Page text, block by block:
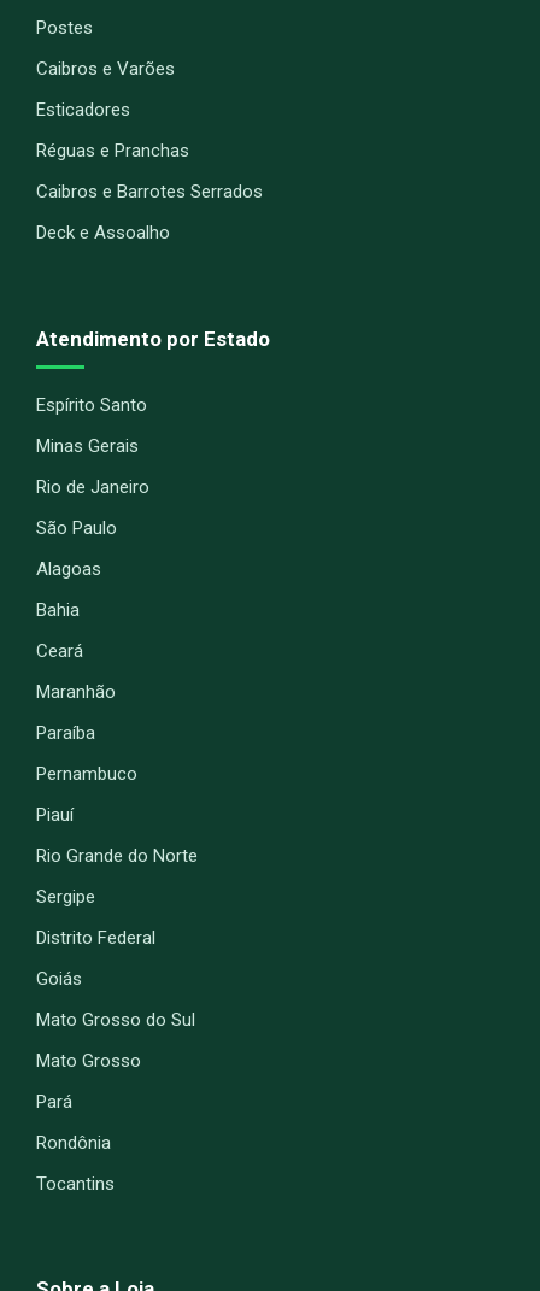
Postes
Caibros e Varões
Esticadores
Réguas e Pranchas
Caibros e Barrotes Serrados
Deck e Assoalho
Atendimento por Estado
Espírito Santo
Minas Gerais
Rio de Janeiro
São Paulo
Alagoas
Bahia
Ceará
Maranhão
Paraíba
Pernambuco
Piauí
Rio Grande do Norte
Sergipe
Distrito Federal
Goiás
Mato Grosso do Sul
Mato Grosso
Pará
Rondônia
Tocantins